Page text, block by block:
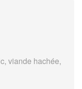
viande hachée,